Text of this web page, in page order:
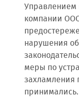
компании
нарушения
меры по
захламления
принимались.